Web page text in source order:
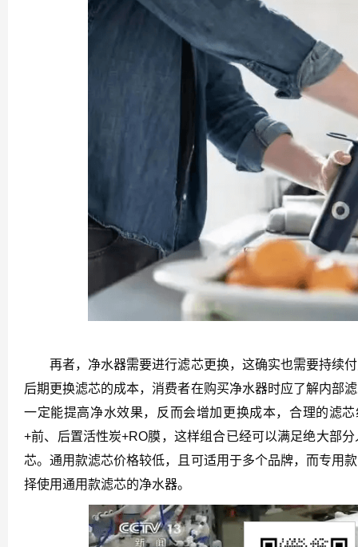
再者，净水器需要进行滤芯更换，这确实也需要持续付
后期更换滤芯的成本，消费者在购买净水器时应了解内部
一定能提高净水效果，反而会增加更换成本，合理的滤
+前、后置活性炭+RO膜，这样组合已经可以满足绝大部
芯。通用款滤芯价格较低，且可适用于多个品牌，而专用
择使用通用款滤芯的净水器。